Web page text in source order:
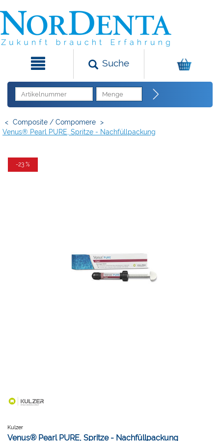
Suche
< Composite / Compomere >
Venus® Pearl PURE, Spritze - Nachfüllpackung
-23 %
Kulzer
Venus® Pearl PURE, Spritze - Nachfüllpackung